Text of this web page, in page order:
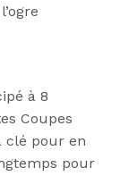
à 8
Coupes
clé pour en
pour